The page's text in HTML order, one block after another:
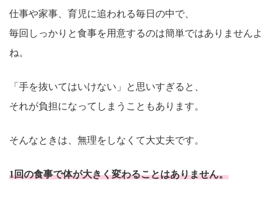
仕事や家事、育児に追われる毎日の中で、
毎回しっかりと食事を用意するのは簡単ではありませんよ
ね。
「手を抜いてはいけない」と思いすぎると、
それが負担になってしまうこともあります。
そんなときは、無理をしなくて大丈夫です。
1回の食事で体が大きく変わることはありません。